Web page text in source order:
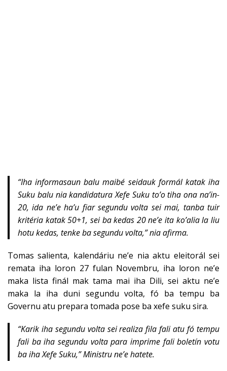
“Iha informasaun balu maibé seidauk formál katak iha
Suku balu nia kandidatura Xefe Suku to’o tiha ona na’in-
20, ida ne’e ha’u fiar segundu volta sei mai, tanba tuir
kritéria katak 50+1, sei ba kedas 20 ne’e ita ko’alia la liu
hotu kedas, tenke ba segundu volta,” nia afirma.
Tomas salienta, kalendáriu ne’e nia aktu eleitorál sei
remata iha loron 27 fulan Novembru, iha loron ne’e
maka lista finál mak tama mai iha Dili, sei aktu ne’e
maka la iha duni segundu volta, fó ba tempu ba
Governu atu prepara tomada pose ba xefe suku sira.
“Karik iha segundu volta sei realiza fila fali atu fó tempu
fali ba iha segundu volta para imprime fali boletín votu
ba iha Xefe Suku,” Ministru ne’e hatete.